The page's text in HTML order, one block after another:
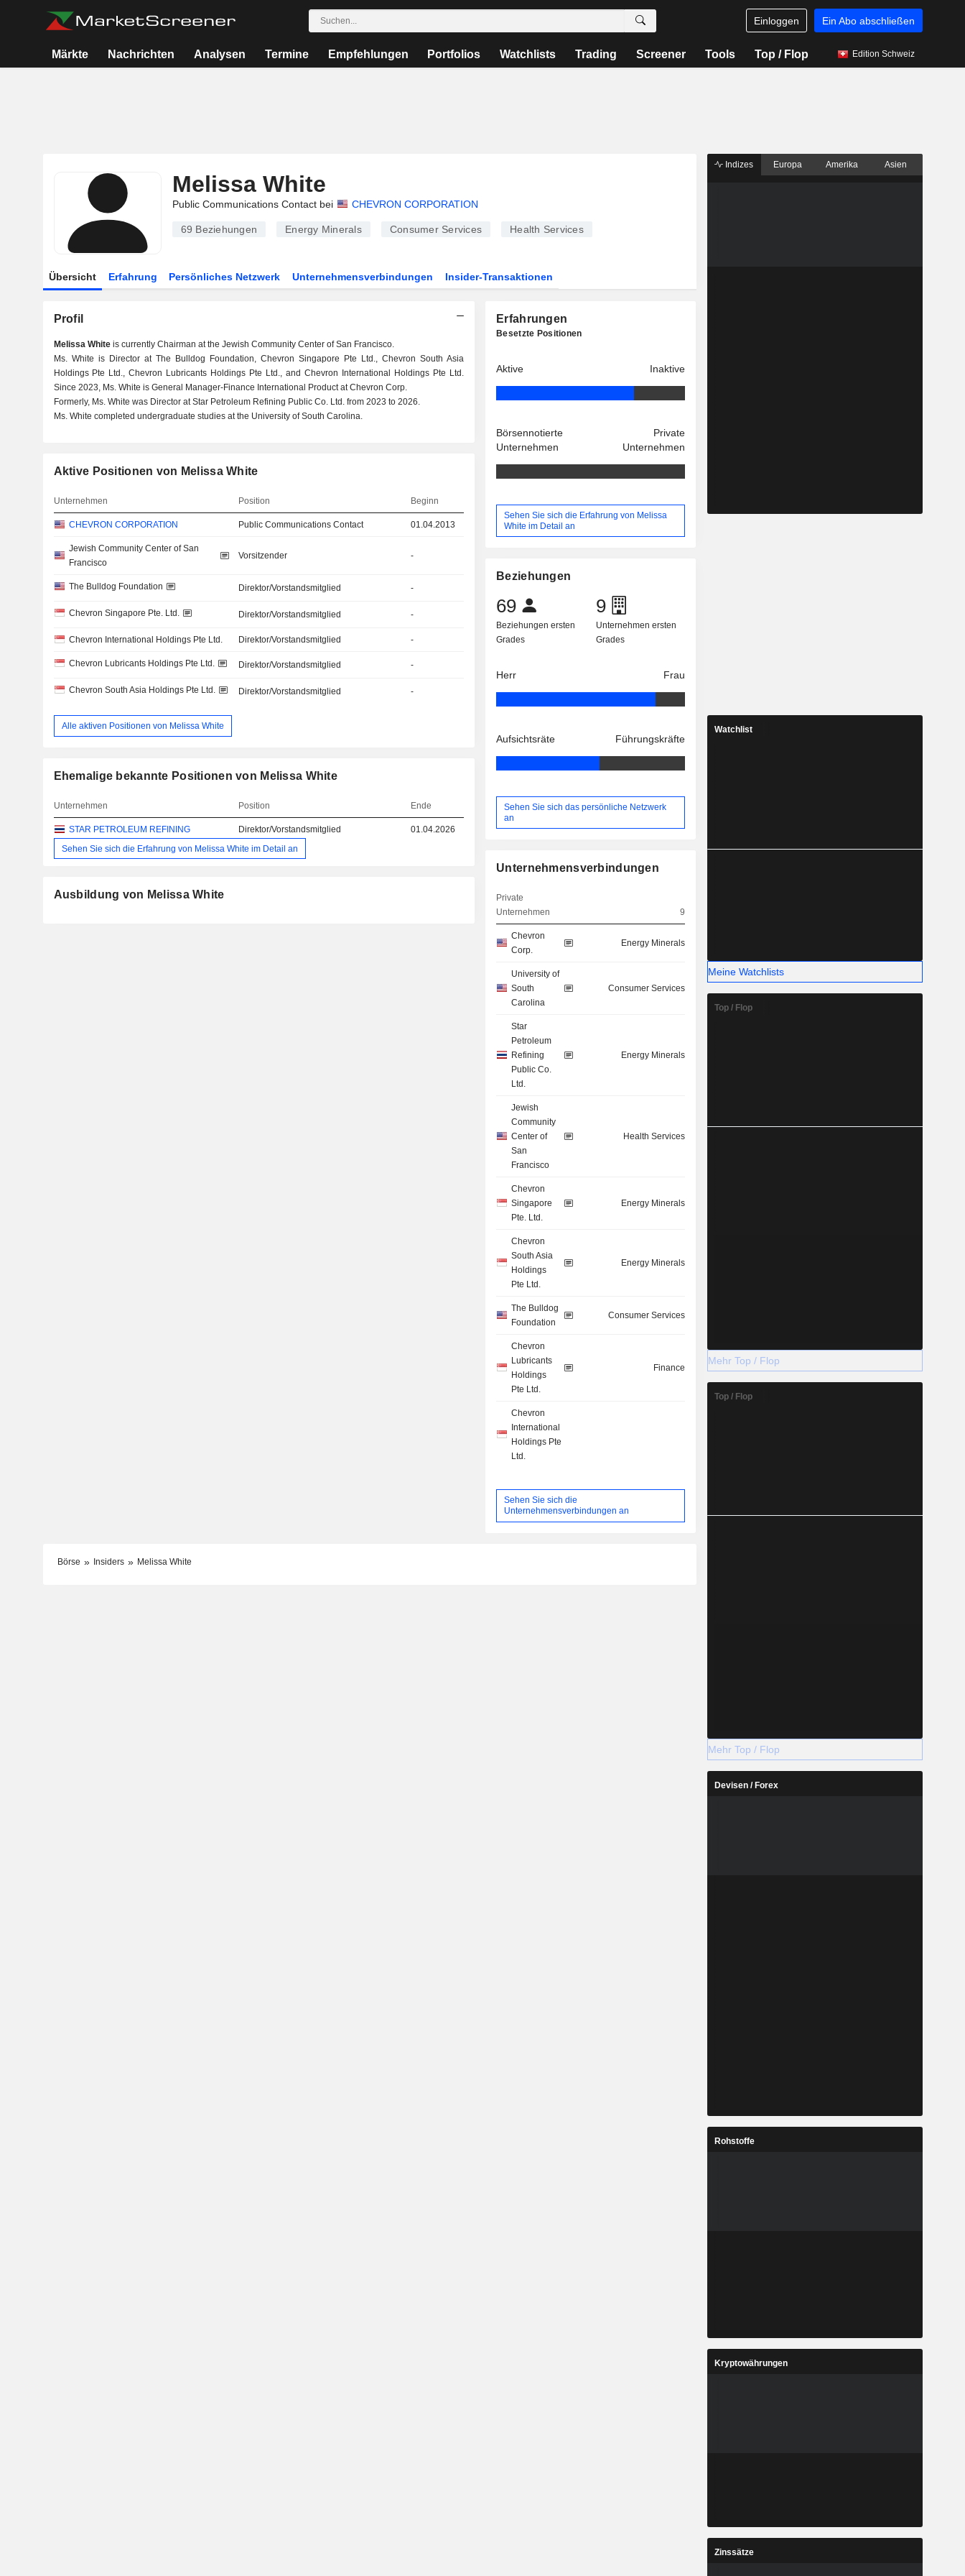
Einloggen Ein Abo abschließen
Märkte Nachrichten Analysen Termine Empfehlungen Portfolios Watchlists Trading Screener Tools Top / Flop Edition Schweiz
Melissa White
Public Communications Contact bei CHEVRON CORPORATION
69 Beziehungen Energy Minerals Consumer Services Health Services
Übersicht Erfahrung Persönliches Netzwerk Unternehmensverbindungen Insider-Transaktionen
Profil
Melissa Whiteis currently Chairman at the Jewish Community Center of San Francisco.
Ms. White is Director at The Bulldog Foundation, Chevron Singapore Pte Ltd., Chevron South Asia
Holdings Pte Ltd., Chevron Lubricants Holdings Pte Ltd., and Chevron International Holdings Pte Ltd.
Since 2023, Ms. White is General Manager-Finance International Product at Chevron Corp.
Formerly, Ms. White was Director at Star Petroleum Refining Public Co. Ltd. from 2023 to 2026.
Ms. White completed undergraduate studies at the University of South Carolina.
Aktive Positionen von Melissa White
Unternehmen Position Beginn
CHEVRON CORPORATION Public Communications Contact 01.04.2013
Jewish Community Center of San
Francisco
Vorsitzender -
The Bulldog Foundation Direktor/Vorstandsmitglied -
Chevron Singapore Pte. Ltd. Direktor/Vorstandsmitglied -
Chevron International Holdings Pte Ltd. Direktor/Vorstandsmitglied -
Chevron Lubricants Holdings Pte Ltd. Direktor/Vorstandsmitglied -
Chevron South Asia Holdings Pte Ltd. Direktor/Vorstandsmitglied -
Alle aktiven Positionen von Melissa White
Ehemalige bekannte Positionen von Melissa White
Unternehmen Position Ende
STAR PETROLEUM REFINING Direktor/Vorstandsmitglied
01.04.2026
Sehen Sie sich die Erfahrung von Melissa White im Detail an
Ausbildung von Melissa White
Erfahrungen
Besetzte Positionen
Aktive Inaktive
Börsennotierte
Unternehmen
Private
Unternehmen
Sehen Sie sich die Erfahrung von Melissa
White im Detail an
Beziehungen
69
Beziehungen ersten
Grades
9
Unternehmen ersten
Grades
Herr Frau
Aufsichtsräte Führungskräfte
Sehen Sie sich das persönliche Netzwerk
an
Unternehmensverbindungen
Private
Unternehmen
9
Chevron
Corp.
Energy Minerals
University of
South
Carolina
Consumer Services
Star
Petroleum
Refining
Public Co.
Ltd.
Energy Minerals
Jewish
Community
Center of
San
Francisco
Health Services
Chevron
Singapore
Pte. Ltd.
Energy Minerals
Chevron
South Asia
Holdings
Pte Ltd.
Energy Minerals
The Bulldog
Foundation
Consumer Services
Chevron
Lubricants
Holdings
Pte Ltd.
Finance
Chevron
International
Holdings Pte
Ltd.
Sehen Sie sich die
Unternehmensverbindungen an
Börse Insiders Melissa White
Indizes Europa Amerika Asien
Watchlist
Meine Watchlists
Top / Flop
Mehr Top / Flop
Top / Flop
Mehr Top / Flop
Devisen / Forex
Rohstoffe
Kryptowährungen
Zinssätze